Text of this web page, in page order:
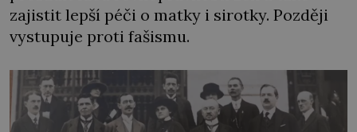
zajistit lepší péči o matky i sirotky. Později
vystupuje proti fašismu.